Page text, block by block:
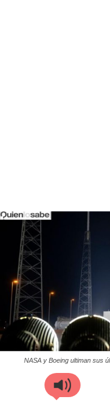
NASA y Boeing ultiman sus